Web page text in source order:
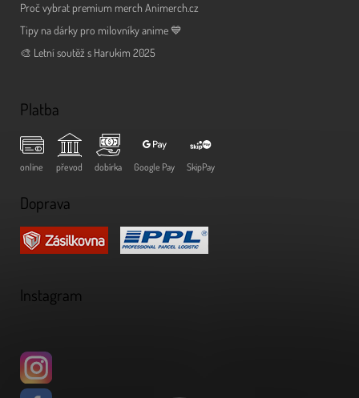
Proč vybrat premium merch Animerch.cz
Tipy na dárky pro milovníky anime 💙
🎨 Letní soutěž s Harukim 2025
Platba
online převod dobírka Google Pay SkipPay
Doprava
Instagram